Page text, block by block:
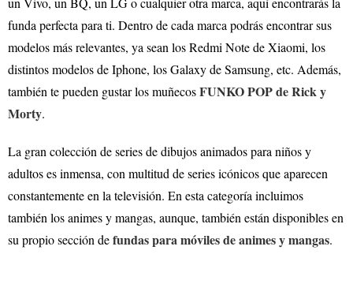
funda perfecta para ti. Dentro de cada marca podrás encontrar sus
modelos más relevantes, ya sean los Redmi Note de Xiaomi, los
distintos modelos de Iphone, los Galaxy de Samsung, etc. Además,
también te pueden gustar los muñecosFUNKO POP de Rick y
Morty.
La gran colección de series de dibujos animados para niños y
adultos es inmensa, con multitud de series icónicos que aparecen
constantemente en la televisión. En esta categoría incluimos
también los animes y mangas, aunque, también están disponibles en
su propio sección defundas para móviles de animes y mangas.